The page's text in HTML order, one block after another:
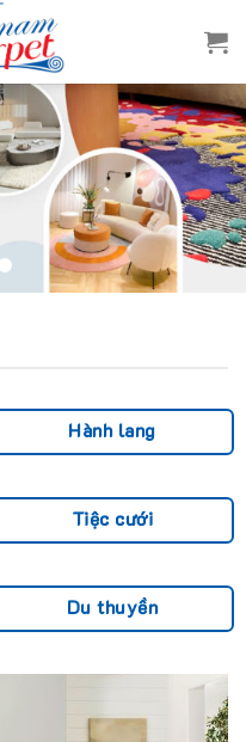
Hành lang
Tiệc cưới
Du thuyền